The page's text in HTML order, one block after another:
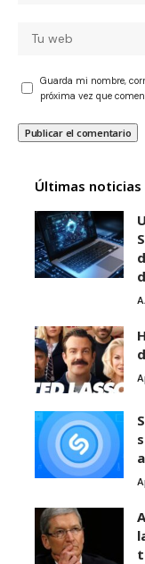
Guarda mi nombre,
próxima vez que
Últimas noticias